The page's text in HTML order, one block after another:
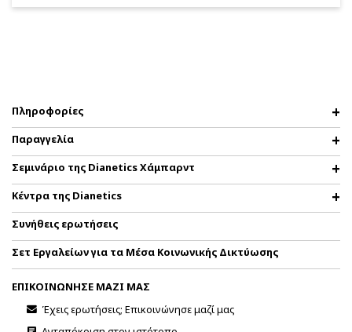
Πληροφορίες
Παραγγελία
Σεμινάριο της Dianetics Χάμπαρντ
Κέντρα της Dianetics
Συνήθεις ερωτήσεις
Σετ Εργαλείων για τα Μέσα Κοινωνικής Δικτύωσης
ΕΠΙΚΟΙΝΩΝΗΣΕ ΜΑΖΙ ΜΑΣ
Έχεις ερωτήσεις; Επικοινώνησε μαζί μας